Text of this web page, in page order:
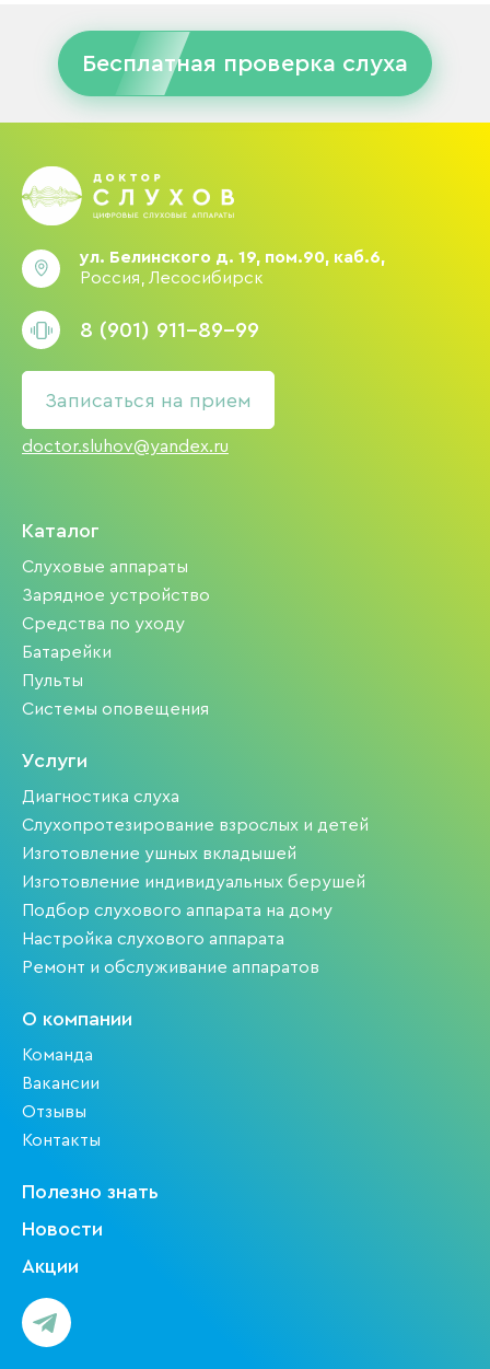
Бесплатная проверка слуха
ул. Белинского д. 19, пом.90, каб.6,
Россия, Лесосибирск
8 (901) 911-89-99
Записаться на прием
doctor.sluhov@yandex.ru
Каталог
Слуховые аппараты
Зарядное устройство
Средства по уходу
Батарейки
Пульты
Системы оповещения
Услуги
Диагностика слуха
Слухопротезирование взрослых и детей
Изготовление ушных вкладышей
Изготовление индивидуальных берушей
Подбор слухового аппарата на дому
Настройка слухового аппарата
Ремонт и обслуживание аппаратов
О компании
Команда
Вакансии
Отзывы
Контакты
Полезно знать
Новости
Акции